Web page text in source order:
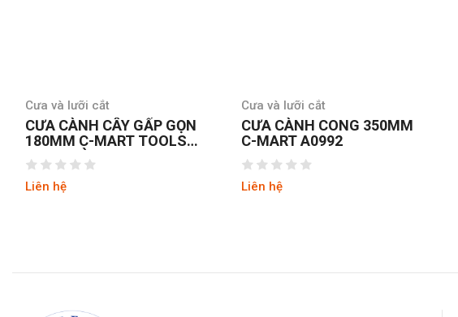
Cưa và lưỡi cắt
CƯA CÀNH CÂY GẤP GỌN
180MM C-MART TOOLS
A0692 ĐÀI LOAN
Liên hệ
Cưa và lưỡi cắt
CƯA CÀNH CONG 350MM
C-MART A0992
Liên hệ